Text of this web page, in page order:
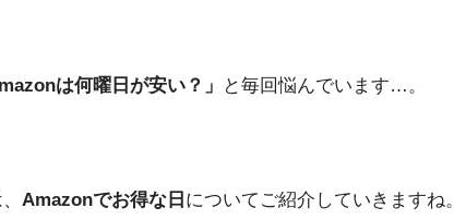
は何曜日が安い？」 と毎回悩んでいます…。
Amazonでお得な日 についてご紹介していきますね。